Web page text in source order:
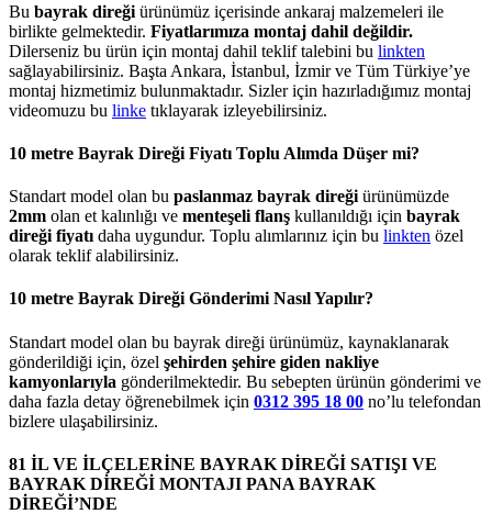
Bu bayrak direği ürünümüz içerisinde ankaraj malzemeleri ile
birlikte gelmektedir. Fiyatlarımıza montaj dahil değildir.
Dilerseniz bu ürün için montaj dahil teklif talebini bu linkten
sağlayabilirsiniz. Başta Ankara, İstanbul, İzmir ve Tüm Türkiye’ye
montaj hizmetimiz bulunmaktadır. Sizler için hazırladığımız montaj
videomuzu bu linke tıklayarak izleyebilirsiniz.
10 metre Bayrak Direği Fiyatı Toplu Alımda Düşer mi?
Standart model olan bu paslanmaz bayrak direği ürünümüzde
2mm olan et kalınlığı ve menteşeli flanş kullanıldığı için bayrak
direği fiyatı daha uygundur. Toplu alımlarınız için bu linkten özel
olarak teklif alabilirsiniz.
10 metre Bayrak Direği Gönderimi Nasıl Yapılır?
Standart model olan bu bayrak direği ürünümüz, kaynaklanarak
gönderildiği için, özel şehirden şehire giden nakliye
kamyonlarıyla gönderilmektedir. Bu sebepten ürünün gönderimi ve
daha fazla detay öğrenebilmek için 0312 395 18 00 no’lu telefondan
bizlere ulaşabilirsiniz.
81 İL VE İLÇELERİNE BAYRAK DİREĞİ SATIŞI VE
BAYRAK DİREĞİ MONTAJI PANA BAYRAK
DİREĞİ’NDE